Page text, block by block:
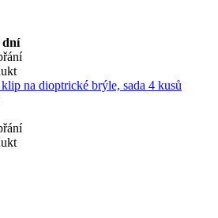
dní
na dioptrické brýle, sada 4 kusů